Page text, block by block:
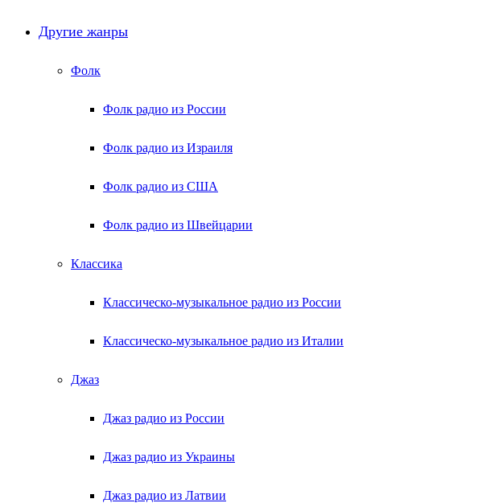
Другие жанры
Фолк
Фолк радио из России
Фолк радио из Израиля
Фолк радио из США
Фолк радио из Швейцарии
Классика
Классическо-музыкальное радио из России
Классическо-музыкальное радио из Италии
Джаз
Джаз радио из России
Джаз радио из Украины
Джаз радио из Латвии